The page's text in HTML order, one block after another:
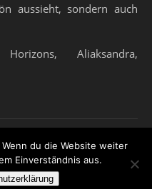
aussieht, sondern auch
Aliaksandra,
WP Royal.
du die Website weiter
Einverständnis aus.